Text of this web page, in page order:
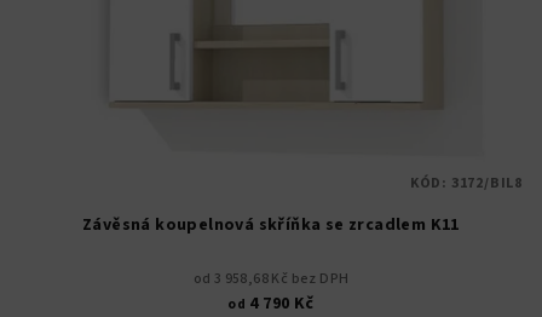
Závěsná koupelnová skříňka se zrcadlem K11
od 3 958,68 Kč bez DPH
od 4 790 Kč
KÓD: 3172/BIL8